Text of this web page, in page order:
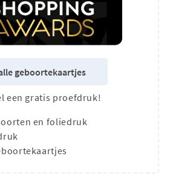
geboortekaartjes
een gratis proefdruk!
en foliedruk